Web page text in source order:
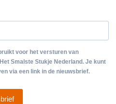
voor het versturen van
Smalste Stukje Nederland. Je kunt
via een link in de nieuwsbrief.